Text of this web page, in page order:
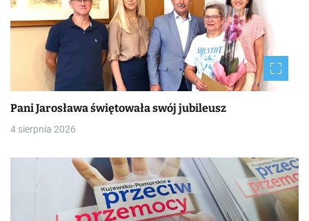
Pani Jarosława świętowała swój jubileusz
4 sierpnia 2026